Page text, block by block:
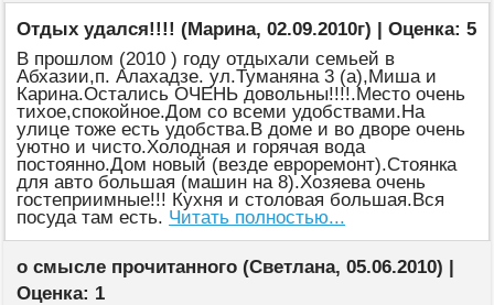
Отдых удался!!!! (Марина, 02.09.2010г) | Оценка: 5
В прошлом (2010 ) году отдыхали семьей в
Абхазии,п. Алахадзе. ул.Туманяна 3 (а),Миша и
Карина.Остались ОЧЕНЬ довольны!!!!.Место очень
тихое,спокойное.Дом со всеми удобствами.На
улице тоже есть удобства.В доме и во дворе очень
уютно и чисто.Холодная и горячая вода
постоянно.Дом новый (везде евроремонт).Стоянка
для авто большая (машин на 8).Хозяева очень
гостеприимные!!! Кухня и столовая большая.Вся
посуда там есть. Читать полностью...
о смысле прочитанного (Светлана, 05.06.2010) |
Оценка: 1